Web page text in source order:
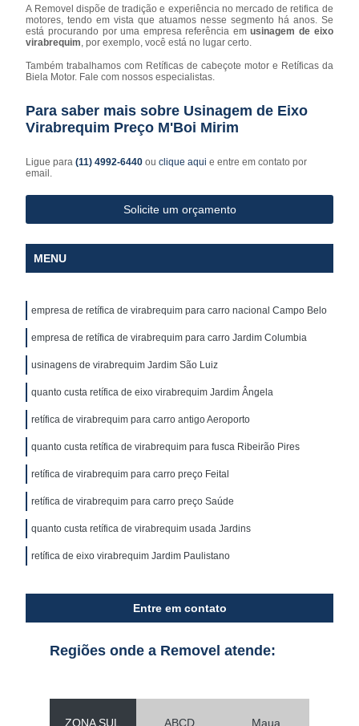
A Removel dispõe de tradição e experiência no mercado de retifica de
motores, tendo em vista que atuamos nesse segmento há anos. Se
está procurando por uma empresa referência emusinagem de eixo
virabrequim , por exemplo, você está no lugar certo.
Também trabalhamos com Retíficas de cabeçote motor e Retíficas da
Biela Motor. Fale com nossos especialistas.
Para saber mais sobre Usinagem de Eixo
Virabrequim Preço M'Boi Mirim
Ligue para(11) 4992-6440ouclique aqui e entre em contato por
email.
Solicite um orçamento
MENU
empresa de retífica de virabrequim para carro nacional Campo Belo
empresa de retífica de virabrequim para carro Jardim Columbia
usinagens de virabrequim Jardim São Luiz
quanto custa retífica de eixo virabrequim Jardim Ângela
retífica de virabrequim para carro antigo Aeroporto
quanto custa retífica de virabrequim para fusca Ribeirão Pires
retífica de virabrequim para carro preço Feital
retífica de virabrequim para carro preço Saúde
quanto custa retífica de virabrequim usada Jardins
retífica de eixo virabrequim Jardim Paulistano
Entre em contato
Regiões onde a Removel atende:
ZONA SUL ABCD Maua